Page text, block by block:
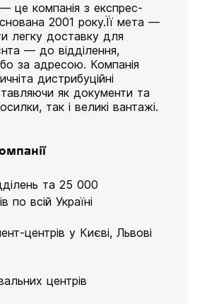
це компанія з експрес-
2001 року.Її мета —
легку доставку для
— до відділення,
за адресою. Компанія
дистрибуційні
як документи та
так і великі вантажі.
та 25 000
по всій Україні
центрів у Києві, Львові
центрів